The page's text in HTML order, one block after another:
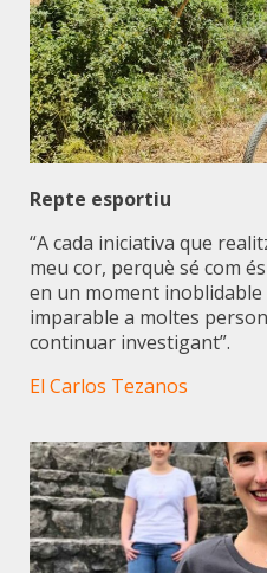
Repte esportiu
“A cada iniciativa que
meu cor, perquè sé com
en un moment
imparable a moltes
continuar investigant”.
El Carlos Tezanos